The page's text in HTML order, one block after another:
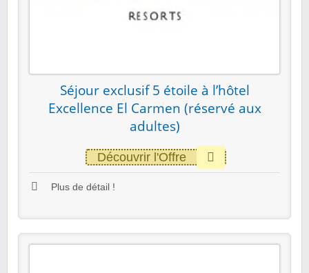
Séjour exclusif 5 étoile à l’hôtel
Excellence El Carmen (réservé aux
adultes)
Découvrir l'Offre
Plus de détail !